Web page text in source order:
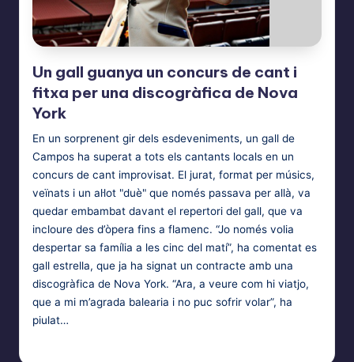
Un gall guanya un concurs de cant i
fitxa per una discogràfica de Nova
York
En un sorprenent gir dels esdeveniments, un gall de
Campos ha superat a tots els cantants locals en un
concurs de cant improvisat. El jurat, format per músics,
veïnats i un al·lot "duè" que només passava per allà, va
quedar embambat davant el repertori del gall, que va
incloure des d’òpera fins a flamenc. “Jo només volia
despertar sa família a les cinc del matí”, ha comentat es
gall estrella, que ja ha signat un contracte amb una
discogràfica de Nova York. “Ara, a veure com hi viatjo,
que a mi m’agrada balearia i no puc sofrir volar”, ha
piulat…